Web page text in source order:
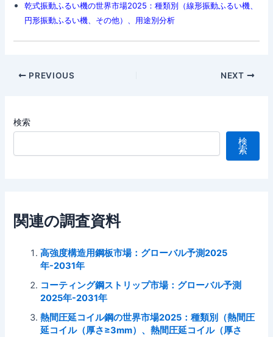
乾式振動ふるい機の世界市場2025：種類別（線形振動ふるい機、
円形振動ふるい機、その他）、用途別分析
Post
PREVIOUS NEXT
検索
検
索
関連の調査資料
高強度構造用鋼板市場：グローバル予測2025
年-2031年
コーティング鋼ストリップ市場：グローバル予測
2025年-2031年
熱間圧延コイル鋼の世界市場2025：種類別（熱間圧
延コイル（厚さ≥3mm）、熱間圧延コイル（厚さ